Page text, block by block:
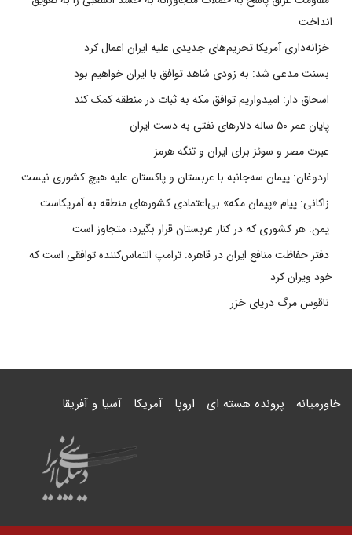
انداخت
خزانه‌داری آمریکا تحریم‌های جدیدی علیه ایران اعمال کرد
بسنت مدعی شد: به زودی شاهد توافق با ایران خواهیم بود
اسحاق دار: امیدواریم توافق مکه به ثبات در منطقه کمک کند
پایان عمر ۵۰ ساله دلارهای نفتی به دست ایران
عبرت مصر و سوئز برای ایران و تنگه هرمز
اردوغان: پیمان سه‌جانبه با عربستان و پاکستان علیه هیچ کشوری نیست
زاکانی: پیام «پیمان مکه» بی‌اعتمادی کشورهای منطقه به آمریکاست
یمن: هر کشوری که در کنار عربستان قرار بگیرد، متجاوز است
دفتر حفاظت منافع ایران در قاهره: ترامپ التماس‌کننده توافقی است که
خود ویران کرد
ناقوس مرگ دریای خزر
خاورمیانه پرونده هسته ای اروپا آمریکا آسیا و آفریقا